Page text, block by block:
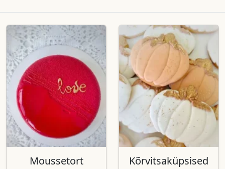
Moussetort
Kõrvitsaküpsised